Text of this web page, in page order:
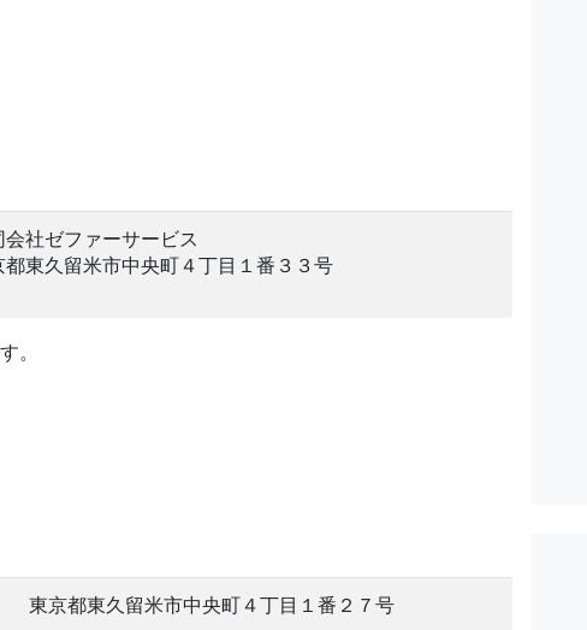
会社ゼファーサービス
都東久留米市中央町４丁目１番３３号
。
東京都東久留米市中央町４丁目１番２７号